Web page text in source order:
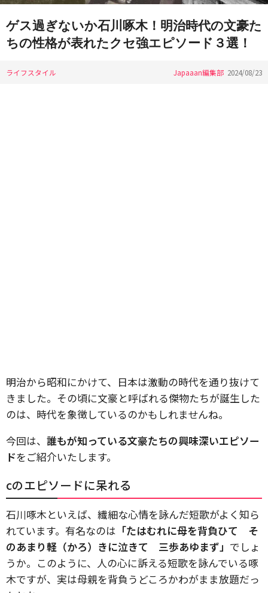
ゲス過ぎないか石川啄木！明治時代の文豪た
ちの性格が表れたクセ強エピソード３選！
ライフスタイル Japaaan編集部 2024/08/23
明治から昭和にかけて、日本は激動の時代を通り抜けて
きました。その頃に文豪と呼ばれる傑物たちが誕生した
のは、時代を象徴しているのかもしれませんね。
今回は、 誰もが知っている文豪たちの興味深いエピソー
ドをご紹介いたします。
cのエピソードに呆れる
石川啄木といえば、繊細な心情を詠んだ短歌がよく知ら
れています。有名なのは 「たはむれに母を背負ひて そ
のあまり軽（かろ）きに泣きて 三歩あゆまず」 でしょ
うか。このように、人の心に訴える短歌を詠んでいる啄
木ですが、実は母親を背負うどころかわがまま放題だっ